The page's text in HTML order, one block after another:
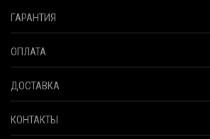
ГАРАНТИЯ
ОПЛАТА
ДОСТАВКА
КОНТАКТЫ